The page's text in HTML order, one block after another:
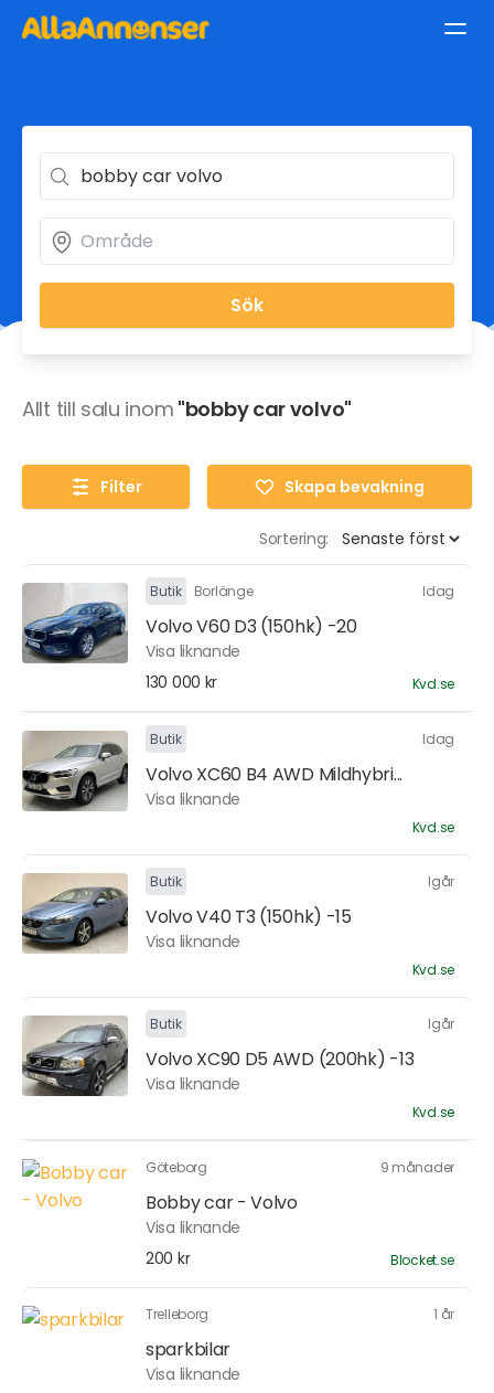
Sök
Allt till salu inom "bobby car volvo"
Filter Skapa bevakning
Sortering:
Butik Borlänge Idag
Volvo V60 D3 (150hk) -20
Visa liknande
130 000 kr
Kvd.se
Butik Idag
Volvo XC60 B4 AWD Mildhybri...
Visa liknande
Kvd.se
Butik Igår
Volvo V40 T3 (150hk) -15
Visa liknande
Kvd.se
Butik Igår
Volvo XC90 D5 AWD (200hk) -13
Visa liknande
Kvd.se
Göteborg 9 månader
Bobby car - Volvo
Visa liknande
200 kr
Blocket.se
Trelleborg 1 år
sparkbilar
Visa liknande